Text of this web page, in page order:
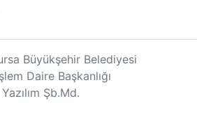
Büyükşehir Belediyesi
Daire Başkanlığı
Yazılım Şb.Md.